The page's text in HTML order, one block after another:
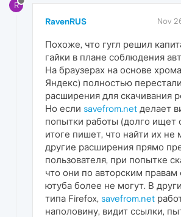
R
RavenRUS Nov
Похоже, что гугл решил
гайки в плане соблюдения
На браузерах на основе
Яндекс) полностью
расширения для скачивания
Но если savefrom.net делает
попытки работы (долго ищет
итоге пишет, что найти их не
другие расширения прямо
пользователя, при попытке
что они по авторским правам
ютуба более не могут. В
типа Firefox, savefrom.net
наполовину, видит ссылки,